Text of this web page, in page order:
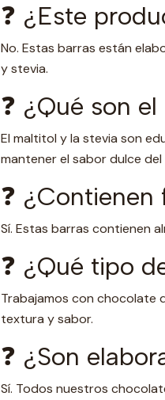
❓ ¿Este
No. Estas barras están
y stevia.
❓ ¿Qué son
El maltitol y la stevia son
mantener el sabor dulce
❓
Sí. Estas barras contienen
❓ ¿Qué tipo
Trabajamos con chocolate
textura y sabor.
❓ ¿Son
Sí. Todos nuestros